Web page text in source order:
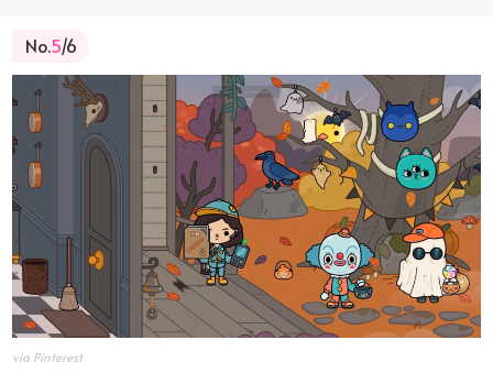
No.5/6
via Pinterest